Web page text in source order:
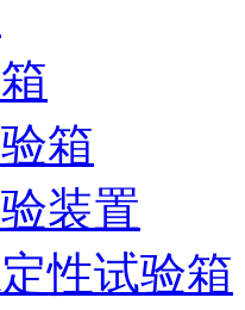
箱
装置
性试验箱